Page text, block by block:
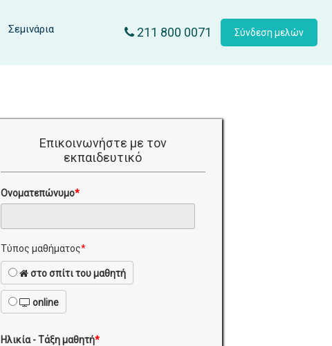
Σεμινάρια 211 800 0071 Σύνδεση μελών
Επικοινωνήστε με τον
εκπαιδευτικό
Ονοματεπώνυμο*
Τύπος μαθήματος*
στο σπίτι του μαθητή
online
Ηλικία - Τάξη μαθητή*